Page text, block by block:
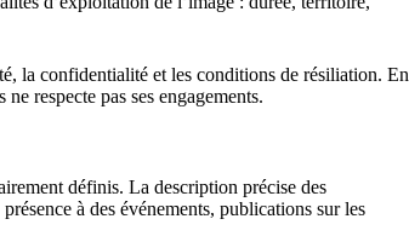
la confidentialité et les conditions de résiliation. En
respecte pas ses engagements.
définis. La description précise des
à des événements, publications sur les